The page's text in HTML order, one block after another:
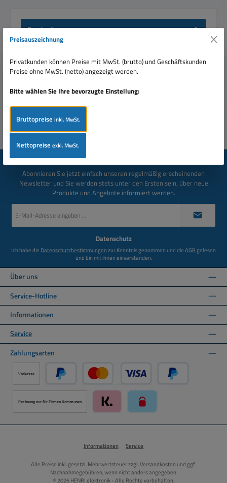
Beschreibung
GV VSM Software für eine zentrale Überwachungsstation:
1.000… Mehr
Newsletter
Abonnieren Sie jetzt einfach unseren regelmäßig erscheinenden
Newsletter und Sie werden stets unter den Ersten sein, über neue
Produkte und Angebote informiert werden.
Mail-
Datenschutz
Ich habe die Datenschutzbestimmungenzur Kenntnis genommen und dieAGBgelesen
und bin mit ihnen einverstanden.
Über uns
Service-Hotline
Informationen
Service
Zahlungsarten
Vorkasse
PayPal Kredit- oder Debitkarte über PayPal
Rechnung nur für Firmen Kommunen
Informationen Service
Alle Preise inkl. gesetzl. Mehrwertsteuer zzgl.Versandkosten und ggf.
Nachnahmegebühren, wenn nicht anders angegeben.
© 2026 HENRI elektronik - Alle Rechte vorbehalten.
Preisauszeichnung
Privatkunden können Preise mit MwSt. (brutto) und Geschäftskunden
Preise ohne MwSt. (netto) angezeigt werden.
Bitte wählen Sie Ihre bevorzugte Einstellung:
Bruttopreiseinkl. MwSt.
Nettopreiseexkl. MwSt.